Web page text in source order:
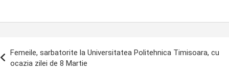
Femeile, sarbatorite la Universitatea Politehnica Timisoara, cu
ocazia zilei de 8 Martie